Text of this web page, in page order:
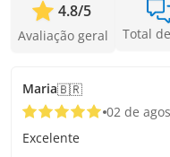
4.8/5
Avaliação geral Total
Maria🇧🇷
02 de
Excelente